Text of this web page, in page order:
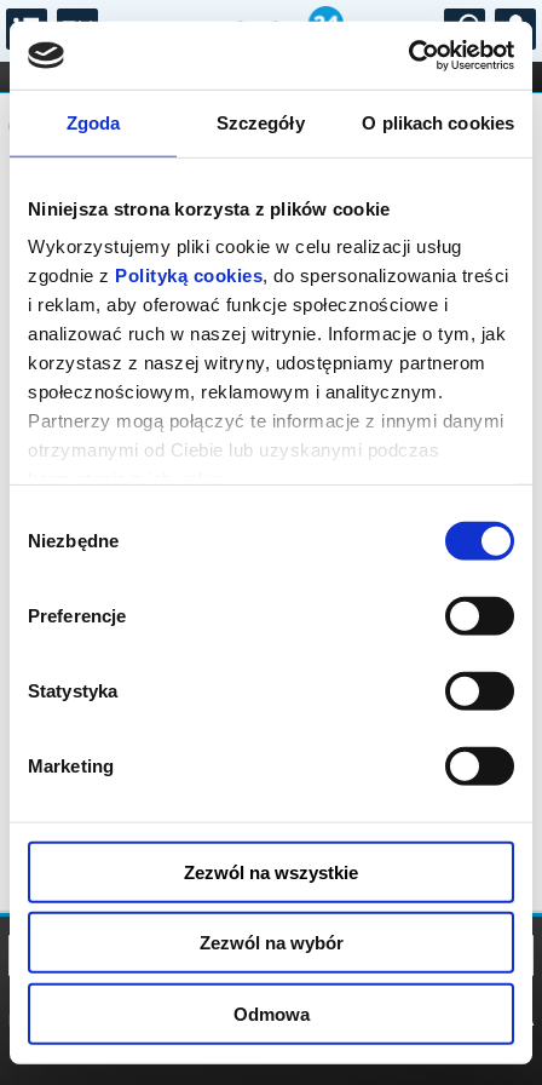
Zgoda Szczegóły O plikach cookies
Niniejsza strona korzysta z plików cookie
Wykorzystujemy pliki cookie w celu realizacji usług
zgodnie z Polityką cookies, do spersonalizowania treści
i reklam, aby oferować funkcje społecznościowe i
analizować ruch w naszej witrynie. Informacje o tym, jak
korzystasz z naszej witryny, udostępniamy partnerom
społecznościowym, reklamowym i analitycznym.
Partnerzy mogą połączyć te informacje z innymi danymi
otrzymanymi od Ciebie lub uzyskanymi podczas
zgody
Niezbędne
Preferencje
Statystyka
Marketing
Zezwól na wszystkie
Zezwól na wybór
Odmowa
...
FILHARMONIA OPERA I BALET
STAND-UP
DLA DZIECI
Komunikat
Sprzedaż biletów na niniejsze
wydarzenie została zakończona. Zapytaj
w Kasie instytucji o dostępność biletów
na wydarzenie.
POLITYKA
POLITYKA